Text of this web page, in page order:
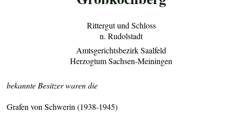
Rittergut und Schloss
n. Rudolstadt
Amtsgerichtsbezirk Saalfeld
Herzogtum Sachsen-Meiningen
bekannte Besitzer waren die
Grafen von Schwerin (1938-1945)